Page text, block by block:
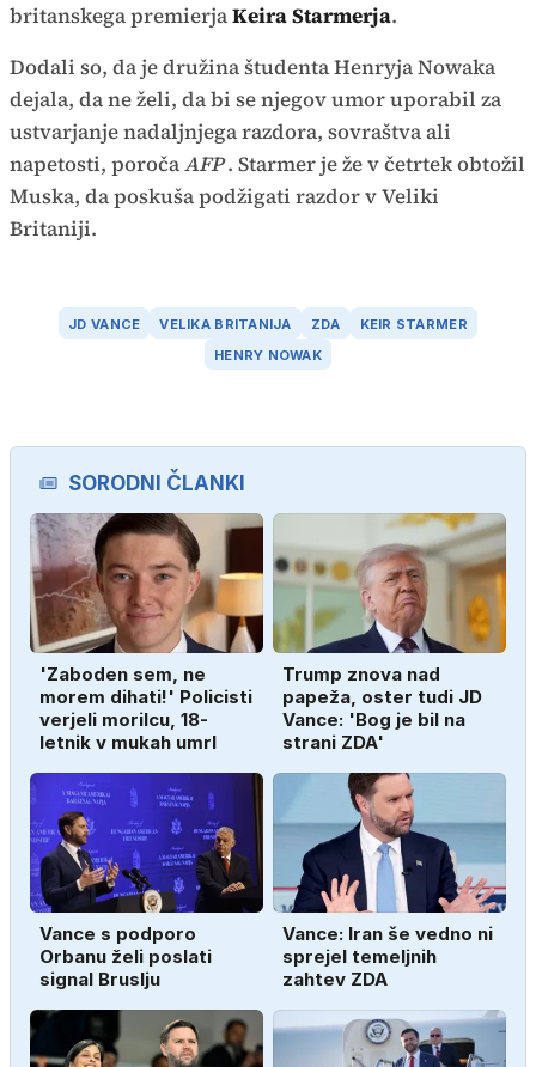
britanskega premierjaKeira Starmerja.
Dodali so, da je družina študenta Henryja Nowaka
dejala, da ne želi, da bi se njegov umor uporabil za
ustvarjanje nadaljnjega razdora, sovraštva ali
napetosti, poročaAFP. Starmer je že v četrtek obtožil
Muska, da poskuša podžigati razdor v Veliki
Britaniji.
JD VANCE VELIKA BRITANIJA ZDA
KEIR STARMER
HENRY NOWAK
SORODNI ČLANKI
'Zaboden sem, ne
morem dihati!' Policisti
verjeli morilcu, 18-
letnik v mukah umrl
Trump znova nad
papeža, oster tudi JD
Vance: 'Bog je bil na
strani ZDA'
Vance s podporo
Orbanu želi poslati
signal Bruslju
Vance: Iran še vedno ni
sprejel temeljnih
zahtev ZDA